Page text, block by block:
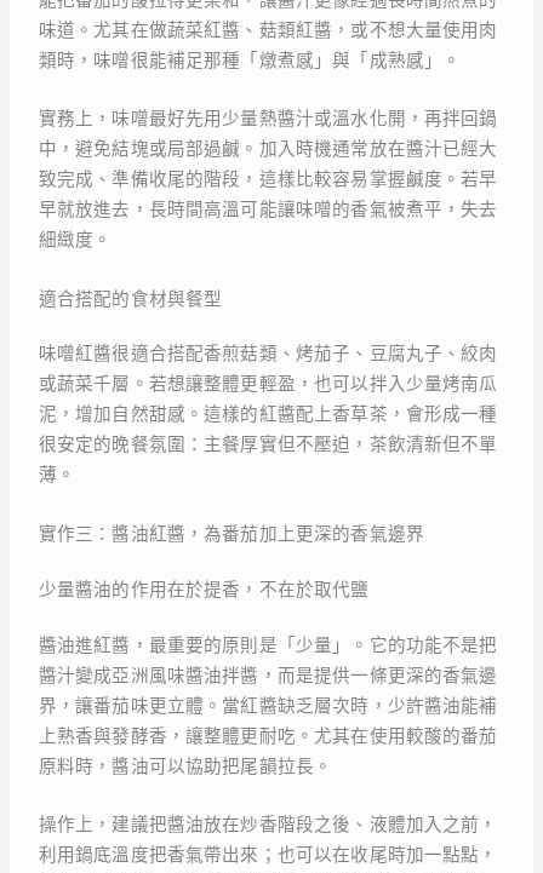
味道。尤其在做蔬菜紅醬、菇類紅醬，或不想大量使用肉
類時，味噌很能補足那種「燉煮感」與「成熟感」。
實務上，味噌最好先用少量熱醬汁或溫水化開，再拌回鍋
中，避免結塊或局部過鹹。加入時機通常放在醬汁已經大
致完成、準備收尾的階段，這樣比較容易掌握鹹度。若早
早就放進去，長時間高溫可能讓味噌的香氣被煮平，失去
細緻度。
適合搭配的食材與餐型
味噌紅醬很適合搭配香煎菇類、烤茄子、豆腐丸子、絞肉
或蔬菜千層。若想讓整體更輕盈，也可以拌入少量烤南瓜
泥，增加自然甜感。這樣的紅醬配上香草茶，會形成一種
很安定的晚餐氛圍：主餐厚實但不壓迫，茶飲清新但不單
薄。
實作三：醬油紅醬，為番茄加上更深的香氣邊界
少量醬油的作用在於提香，不在於取代鹽
醬油進紅醬，最重要的原則是「少量」。它的功能不是把
醬汁變成亞洲風味醬油拌醬，而是提供一條更深的香氣邊
界，讓番茄味更立體。當紅醬缺乏層次時，少許醬油能補
上熟香與發酵香，讓整體更耐吃。尤其在使用較酸的番茄
原料時，醬油可以協助把尾韻拉長。
操作上，建議把醬油放在炒香階段之後、液體加入之前，
利用鍋底溫度把香氣帶出來；也可以在收尾時加一點點，